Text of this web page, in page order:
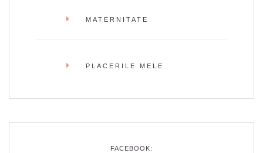
MATERNITATE
PLACERILE MELE
FACEBOOK: